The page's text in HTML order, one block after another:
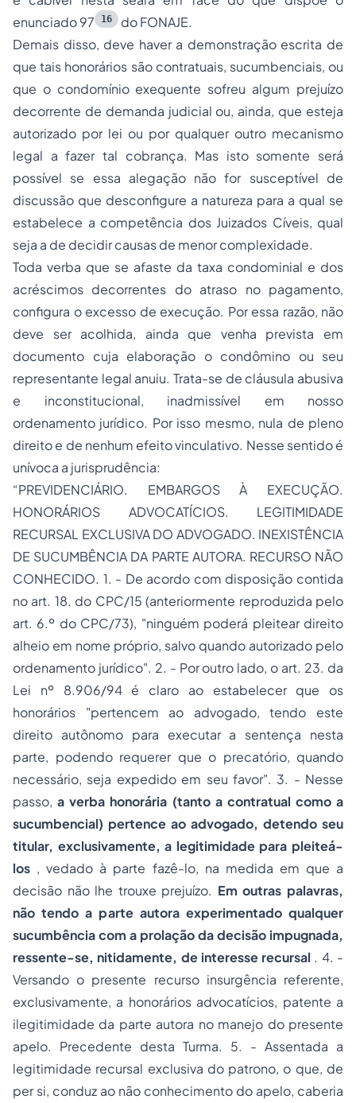
enunciado 97
16
do FONAJE.
Demais disso, deve haver a demonstração escrita de
que tais honorários são contratuais, sucumbenciais, ou
que o condomínio exequente sofreu algum prejuízo
decorrente de demanda judicial ou, ainda, que esteja
autorizado por lei ou por qualquer outro mecanismo
legal a fazer tal cobrança. Mas isto somente será
possível se essa alegação não for susceptível de
discussão que desconfigure a natureza para a qual se
estabelece a competência dos Juizados Cíveis, qual
seja a de decidir causas de menor complexidade.
Toda verba que se afaste da taxa condominial e dos
acréscimos decorrentes do atraso no pagamento,
configura o excesso de execução. Por essa razão, não
deve ser acolhida, ainda que venha prevista em
documento cuja elaboração o condômino ou seu
representante legal anuiu. Trata-se de cláusula abusiva
e inconstitucional, inadmissível em nosso
ordenamento jurídico. Por isso mesmo, nula de pleno
direito e de nenhum efeito vinculativo. Nesse sentido é
unívoca a jurisprudência:
“PREVIDENCIÁRIO. EMBARGOS À EXECUÇÃO.
HONORÁRIOS ADVOCATÍCIOS. LEGITIMIDADE
RECURSAL EXCLUSIVA DO ADVOGADO. INEXISTÊNCIA
DE SUCUMBÊNCIA DA PARTE AUTORA. RECURSO NÃO
CONHECIDO. 1. - De acordo com disposição contida
no art. 18. do CPC/15 (anteriormente reproduzida pelo
art. 6.º do CPC/73), "ninguém poderá pleitear direito
alheio em nome próprio, salvo quando autorizado pelo
ordenamento jurídico". 2. - Por outro lado, o art. 23. da
Lei nº 8.906/94 é claro ao estabelecer que os
honorários "pertencem ao advogado, tendo este
direito autônomo para executar a sentença nesta
parte, podendo requerer que o precatório, quando
necessário, seja expedido em seu favor". 3. - Nesse
passo,a verba honorária (tanto a contratual como a
sucumbencial) pertence ao advogado, detendo seu
titular, exclusivamente, a legitimidade para pleiteá-
los , vedado à parte fazê-lo, na medida em que a
decisão não lhe trouxe prejuízo. Em outras palavras,
não tendo a parte autora experimentado qualquer
sucumbência com a prolação da decisão impugnada,
ressente-se, nitidamente, de interesse recursal . 4. -
Versando o presente recurso insurgência referente,
exclusivamente, a honorários advocatícios, patente a
ilegitimidade da parte autora no manejo do presente
apelo. Precedente desta Turma. 5. - Assentada a
legitimidade recursal exclusiva do patrono, o que, de
per si, conduz ao não conhecimento do apelo, caberia